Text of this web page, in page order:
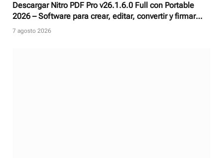
Descargar Nitro PDF Pro v26.1.6.0 Full con Portable
2026 – Software para crear, editar, convertir y firmar
documentos PDF
7 agosto 2026